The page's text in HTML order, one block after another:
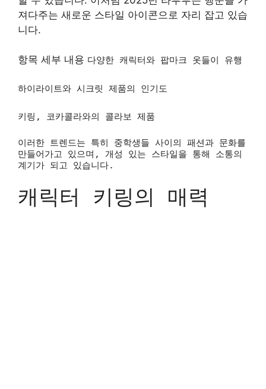
져다주는 새로운 스타일 아이콘으로 자리 잡고 있습
니다.
항목 세부 내용 다양한 캐릭터와 팝마크 옷들이 유행
하이라이트와 시크릿 제품의 인기도
키링, 코카콜라와의 콜라보 제품
이러한 트렌드는 특히 중학생들 사이의 패션과 문화를
만들어가고 있으며, 개성 있는 스타일을 통해 소통의
계기가 되고 있습니다.
캐릭터 키링의 매력